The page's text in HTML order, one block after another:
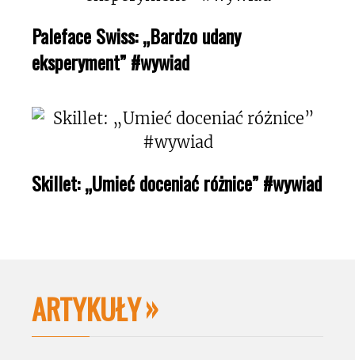
Paleface Swiss: „Bardzo udany
eksperyment” #wywiad
Skillet: „Umieć doceniać różnice” #wywiad
ARTYKUŁY